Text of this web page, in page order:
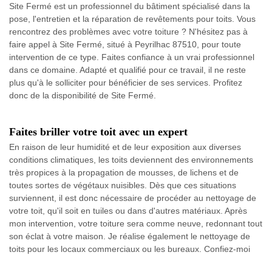
Site Fermé est un professionnel du bâtiment spécialisé dans la
pose, l'entretien et la réparation de revêtements pour toits. Vous
rencontrez des problèmes avec votre toiture ? N'hésitez pas à
faire appel à Site Fermé, situé à Peyrilhac 87510, pour toute
intervention de ce type. Faites confiance à un vrai professionnel
dans ce domaine. Adapté et qualifié pour ce travail, il ne reste
plus qu'à le solliciter pour bénéficier de ses services. Profitez
donc de la disponibilité de Site Fermé.
Faites briller votre toit avec un expert
En raison de leur humidité et de leur exposition aux diverses
conditions climatiques, les toits deviennent des environnements
très propices à la propagation de mousses, de lichens et de
toutes sortes de végétaux nuisibles. Dès que ces situations
surviennent, il est donc nécessaire de procéder au nettoyage de
votre toit, qu'il soit en tuiles ou dans d'autres matériaux. Après
mon intervention, votre toiture sera comme neuve, redonnant tout
son éclat à votre maison. Je réalise également le nettoyage de
toits pour les locaux commerciaux ou les bureaux. Confiez-moi